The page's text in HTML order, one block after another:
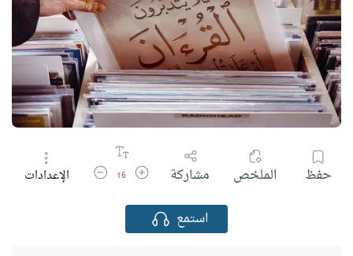
حفظ الملخص مشاركة زيادة حجم الخط
16 تقليل حجم الخط
الإعدادات
استمع